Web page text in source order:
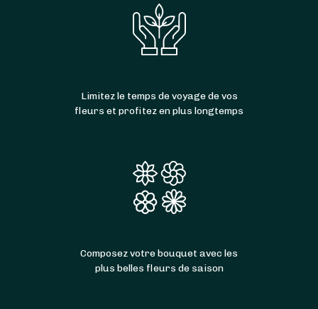
Limitez le temps de voyage de vos
fleurs et profitez en plus longtemps
Composez votre bouquet avec les
plus belles fleurs de saison